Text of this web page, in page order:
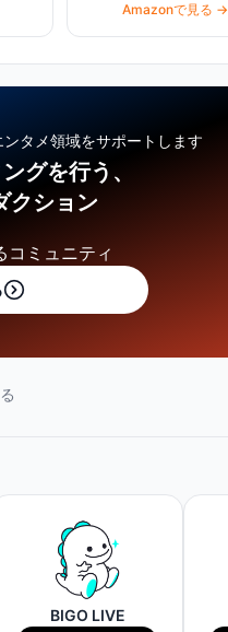
Amazonで見る →
タメ領域をサポートします
グを行う、
クション
ミュニティ
BIGO LIVE